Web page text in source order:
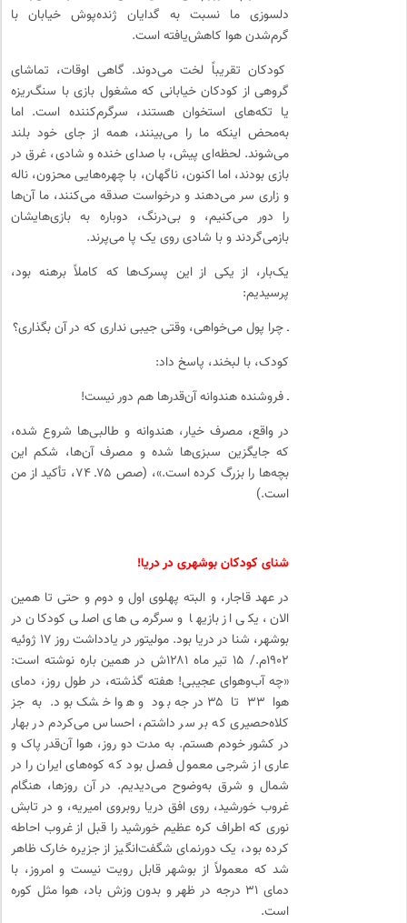
دلسوزی ما نسبت به گدایان ژنده‌پوش خیابان با
گرم‌شدن هوا کاهش‌یافته است.
کودکان تقریباً لخت می‌دوند. گاهی اوقات، تماشای
گروهی از کودکان خیابانی که مشغول بازی با سنگ‌ریزه
یا تکه‌های استخوان هستند، سرگرم‌کننده است. اما
به‌محض اینکه ما را می‌بینند، همه از جای خود بلند
می‌شوند. لحظه‌ای پیش، با صدای خنده و شادی، غرق در
بازی بودند، اما اکنون، ناگهان، با چهره‌هایی محزون، ناله
و زاری سر می‌دهند و درخواست صدقه می‌کنند، ما آن‌ها
را دور می‌کنیم، و بی‌درنگ، دوباره به بازی‌هایشان
بازمی‌گردند و با شادی روی یک پا می‌پرند.
یک‌بار، از یکی از این پسرک‌ها که کاملاً برهنه بود،
پرسیدیم:
ـ چرا پول می‌خواهی، وقتی جیبی نداری که در آن بگذاری؟
کودک، با لبخند، پاسخ داد:
ـ فروشنده هندوانه آن‌قدرها هم دور نیست!
در واقع، مصرف خیار، هندوانه و طالبی‌ها شروع شده،
که جایگزین سبزی‌ها شده و مصرف آن‌ها، شکم این
بچه‌ها را بزرگ کرده است.»، (صص ۷۵ـ ۷۴، تأکید از من
است.)
شنای کودکان بوشهری در دریا!
در عهد قاجار، و البته پهلوی اول و دوم و حتی تا همین
الان، یکی از بازی­ها و سرگرمی های اصلی کودکان در
بوشهر، شنا در دریا بود. مولیتور در یادداشت روز ۱۷ ژوئیه
۱۹۰۲م./ ۱۵ تیر ماه ۱۲۸۱ش در همین باره نوشته است:
«چه آب‌وهوای عجیبی! هفته گذشته، در طول روز، دمای
هوا ۳۳ تا ۳۵ درجه بود و هوا خشک بود. به جز
کلاه‌حصیری که بر سر داشتم، احساس می‌کردم در بهار
در کشور خودم هستم. به مدت دو روز، هوا آن‌قدر پاک و
عاری از شرجی معمول فصل بود که کوه‌های ایران را در
شمال و شرق به‌وضوح می‌دیدیم. در آن روزها، هنگام
غروب خورشید، روی افق دریا روبروی امیریه، و در تابش
نوری که اطراف کره عظیم خورشید را قبل از غروب احاطه
کرده بود، یک دورنمای شگفت‌انگیز از جزیره خارک ظاهر
شد که معمولاً از بوشهر قابل رویت نیست و امروز، با
دمای ۳۱ درجه در ظهر و بدون وزش باد، هوا مثل کوره
است.